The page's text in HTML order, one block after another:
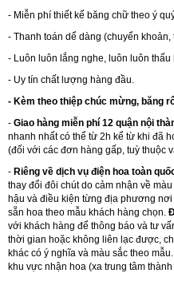
- Miễn phí thiết kế băng chữ theo ý
- Thanh toán dể dàng (chuyển
- Luôn luôn lắng nghe, luôn luôn thấu
- Uy tín chất lượng hàng đầu.
- Kèm theo thiệp chúc mừng, băng
- Giao hàng miễn phí 12 quận nội
nhanh nhất có thể từ 2h kể từ khi đã
(đối với các đơn hàng gấp, tuỳ thuộc
- Riêng về dịch vụ điện hoa toàn
thay đổi đôi chút do cảm nhận về
hậu và điều kiện từng địa phương
sẵn hoa theo mẫu khách hàng chọn.
với khách hàng để thông báo và tư
thời gian hoặc không liên lạc được,
khác có ý nghĩa và màu sắc theo mẫu.
khu vực nhận hoa (xa trung tâm